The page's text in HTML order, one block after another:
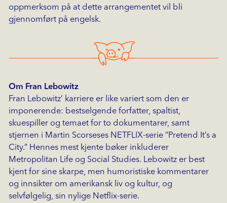
oppmerksom på at dette arrangementet vil bli
gjennomført på engelsk.
Om Fran Lebowitz
Fran Lebowitz’ karriere er like variert som den er
imponerende: bestselgende forfatter, spaltist,
skuespiller og temaet for to dokumentarer, samt
stjernen i Martin Scorseses NETFLIX-serie “Pretend It’s a
City.” Hennes mest kjente bøker inkluderer
Metropolitan Life og Social Studies. Lebowitz er best
kjent for sine skarpe, men humoristiske kommentarer
og innsikter om amerikansk liv og kultur, og
selvfølgelig, sin nylige Netflix-serie.